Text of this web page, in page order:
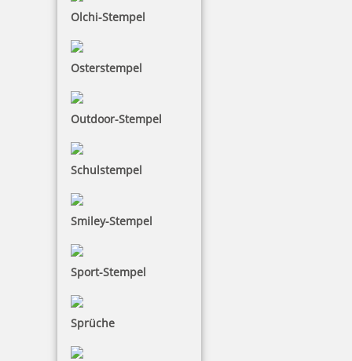
Olchi-Stempel
Osterstempel
Outdoor-Stempel
Schulstempel
Smiley-Stempel
Sport-Stempel
Sprüche
Reiner D53V Datumstempel mit Textplatte 50x30 mm
Jetzt gestalten